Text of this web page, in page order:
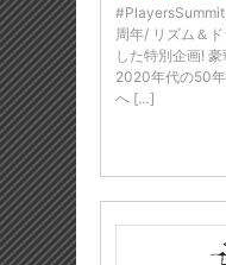
周年/ リズム＆
した特別企画!
2020年代の50
へ […]